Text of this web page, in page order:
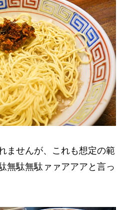
ませんが、これも想定の範
無駄無駄ァァアアアと言っ